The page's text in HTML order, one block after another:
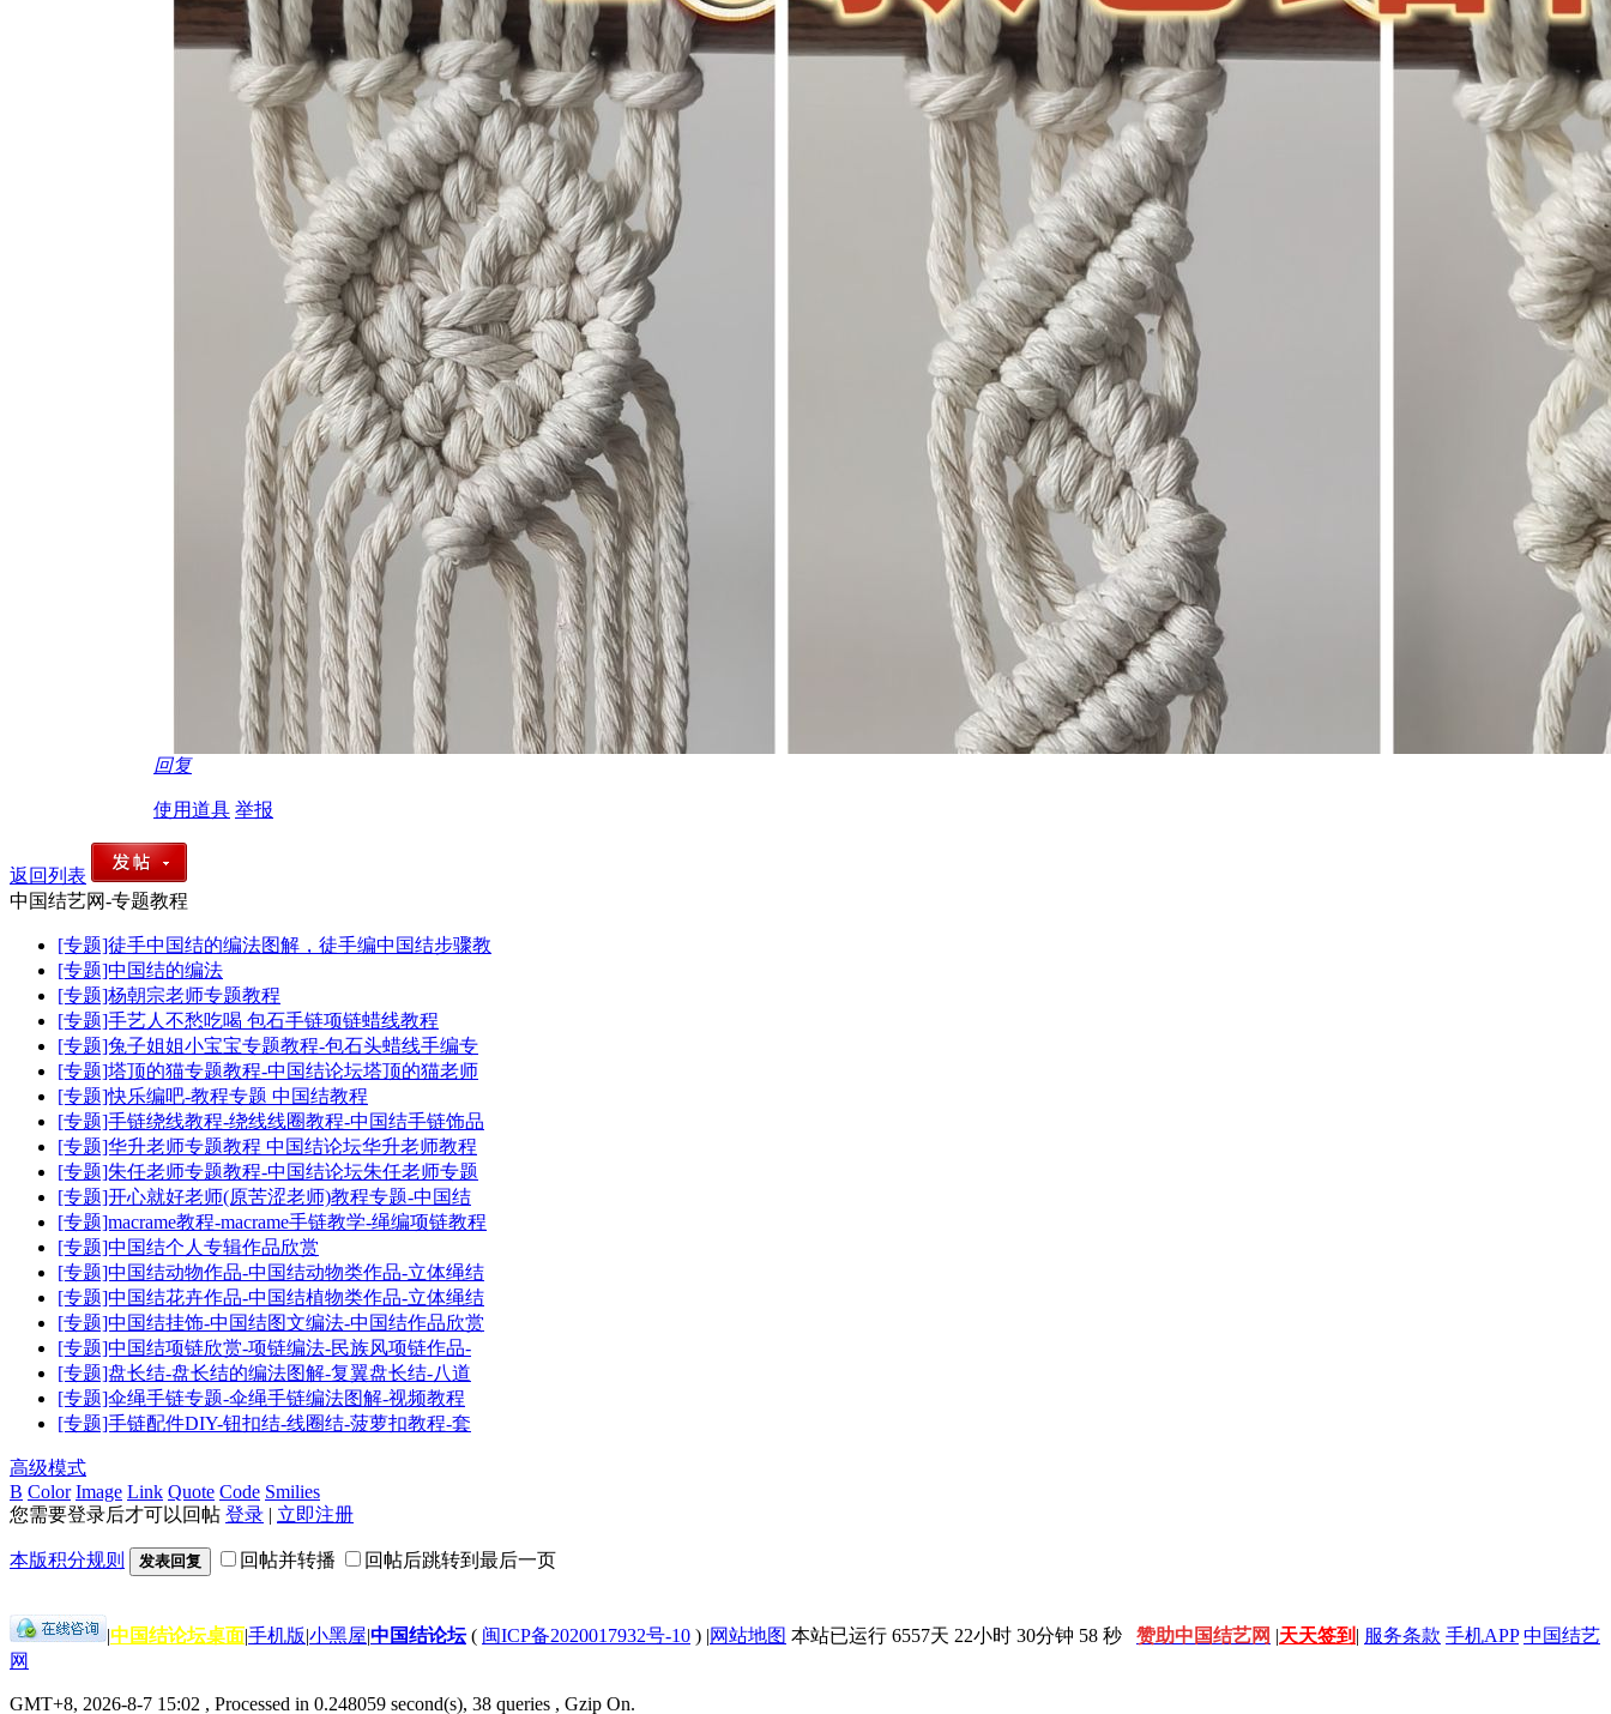
回复
使用道具 举报
返回列表
中国结艺网-专题教程
[专题]徒手中国结的编法图解，徒手编中国结步骤教
[专题]中国结的编法
[专题]杨朝宗老师专题教程
[专题]手艺人不愁吃喝 包石手链项链蜡线教程
[专题]兔子姐姐小宝宝专题教程-包石头蜡线手编专
[专题]塔顶的猫专题教程-中国结论坛塔顶的猫老师
[专题]快乐编吧-教程专题 中国结教程
[专题]手链绕线教程-绕线线圈教程-中国结手链饰品
[专题]华升老师专题教程 中国结论坛华升老师教程
[专题]朱任老师专题教程-中国结论坛朱任老师专题
[专题]开心就好老师(原苦涩老师)教程专题-中国结
[专题]macrame教程-macrame手链教学-绳编项链教程
[专题]中国结个人专辑作品欣赏
[专题]中国结动物作品-中国结动物类作品-立体绳结
[专题]中国结花卉作品-中国结植物类作品-立体绳结
[专题]中国结挂饰-中国结图文编法-中国结作品欣赏
[专题]中国结项链欣赏-项链编法-民族风项链作品-
[专题]盘长结-盘长结的编法图解-复翼盘长结-八道
[专题]伞绳手链专题-伞绳手链编法图解-视频教程
[专题]手链配件DIY-钮扣结-线圈结-菠萝扣教程-套
高级模式
B Color Image Link Quote Code Smilies
您需要登录后才可以回帖 登录 | 立即注册
本版积分规则 发表回复 回帖并转播 回帖后跳转到最后一页
|中国结论坛桌面|手机版|小黑屋|中国结论坛( 闽ICP备2020017932号-10 ) |网站地图 本站已运行 6557天 22小时 30分钟 59 秒 赞助中国结艺网 |天天签到 | 服务条款 手机APP 中国结艺
网
GMT+8, 2026-8-7 15:02 , Processed in 0.248059 second(s), 38 queries , Gzip On.